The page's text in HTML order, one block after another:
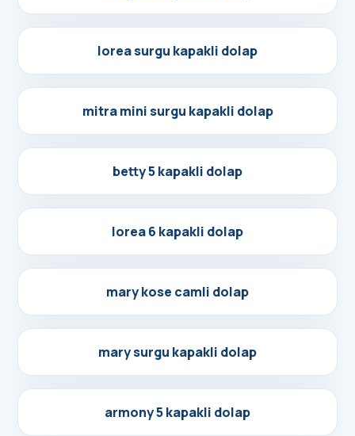
Detayları Gör
lorea surgu kapakli dolap
Detayları Gör
mitra mini surgu kapakli dolap
Detayları Gör
betty 5 kapakli dolap
Detayları Gör
lorea 6 kapakli dolap
Detayları Gör
mary kose camli dolap
Detayları Gör
mary surgu kapakli dolap
Detayları Gör
armony 5 kapakli dolap